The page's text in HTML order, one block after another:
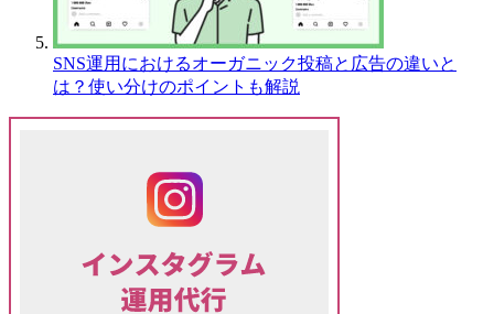
SNS運用におけるオーガニック投稿と広告の違いと
は？使い分けのポイントも解説